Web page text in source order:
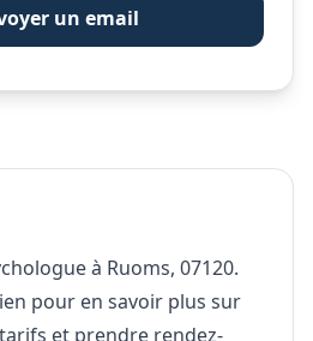
un email
à Ruoms, 07120.
pour en savoir plus sur
et prendre rendez-